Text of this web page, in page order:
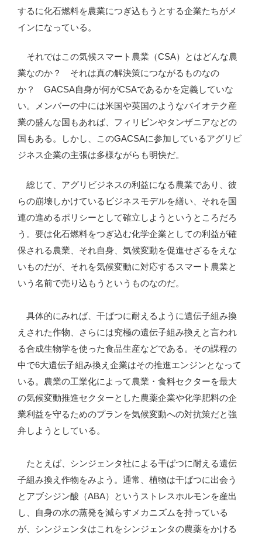
するに化石燃料を農業につぎ込もうとする企業たちがメ
インになっている。
それではこの気候スマート農業（CSA）とはどんな農
業なのか？ それは真の解決策につながるものなの
か？ GACSA自身が何がCSAであるかを定義していな
い。メンバーの中には米国や英国のようなバイオテク産
業の盛んな国もあれば、フィリピンやタンザニアなどの
国もある。しかし、このGACSAに参加しているアグリビ
ジネス企業の主張は多様ながらも明快だ。
総じて、アグリビジネスの利益になる農業であり、彼
らの崩壊しかけているビジネスモデルを繕い、それを国
連の進めるポリシーとして確立しようというところだろ
う。要は化石燃料をつぎ込む化学企業としての利益が確
保される農業、それ自身、気候変動を促進せざるをえな
いものだが、それを気候変動に対応するスマート農業と
いう名前で売り込もうというものなのだ。
具体的にみれば、干ばつに耐えるように遺伝子組み換
えされた作物、さらには究極の遺伝子組み換えと言われ
る合成生物学を使った食品生産などである。その課程の
中で6大遺伝子組み換え企業はその推進エンジンとなって
いる。農業の工業化によって農業・食料セクターを最大
の気候変動推進セクターとした農薬企業や化学肥料の企
業利益を守るためのプランを気候変動への対抗策だと強
弁しようとしている。
たとえば、シンジェンタ社による干ばつに耐える遺伝
子組み換え作物をみよう。通常、植物は干ばつに出会う
とアブシジン酸（ABA）というストレスホルモンを産出
し、自身の水の蒸発を減らすメカニズムを持っている
が、シンジェンタはこれをシンジェンタの農薬をかける